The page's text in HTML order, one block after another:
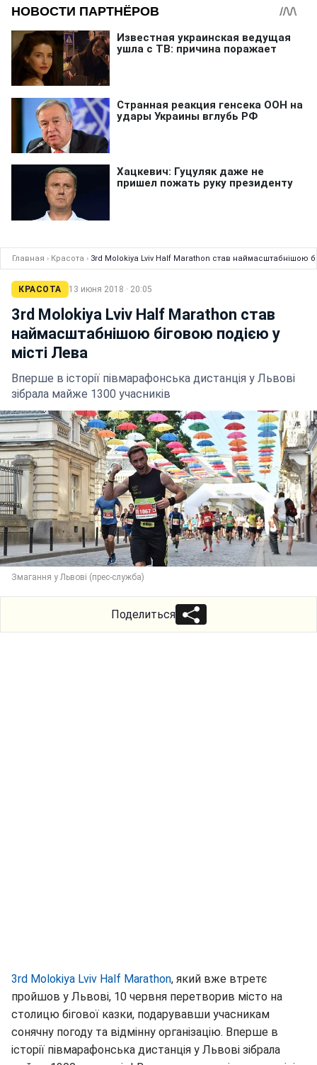
Главная › Красота › 3rd Molokiya Lviv Half Marathon став наймасштабнішою
КРАСОТА 13 июня 2018 · 20:05
3rd Molokiya Lviv Half Marathon став
наймасштабнішою біговою подією у
місті Лева
Вперше в історії півмарафонська дистанція у Львові
зібрала майже 1300 учасників
Змагання у Львові (прес-служба)
Поделиться
3rd Molokiya Lviv Half Marathon, який вже втретє
пройшов у Львові, 10 червня перетворив місто на
столицю бігової казки, подарувавши учасникам
сонячну погоду та відмінну організацію. Вперше в
історії півмарафонська дистанція у Львові зібрала